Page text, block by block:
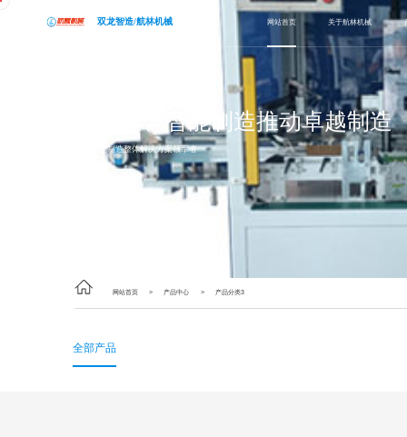
双龙智造/航林机械 网站首页 关于航林机械
高质量、智能制造推动卓越制造
行业智能制造整体解决方案领军者
网站首页 > 产品中心 > 产品分类3
全部产品